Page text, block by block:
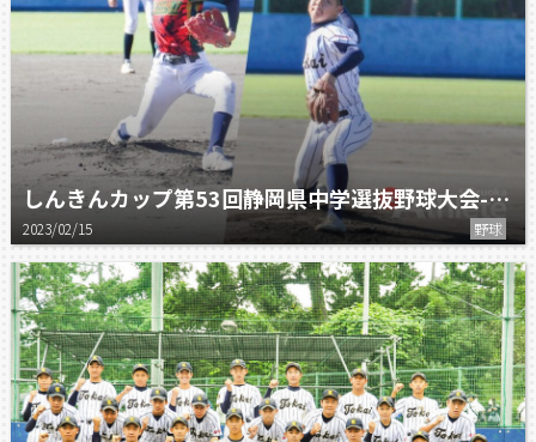
しんきんカップ第53回静岡県中学選抜野球大会-静岡市出場校特集-
2023/02/15 野球